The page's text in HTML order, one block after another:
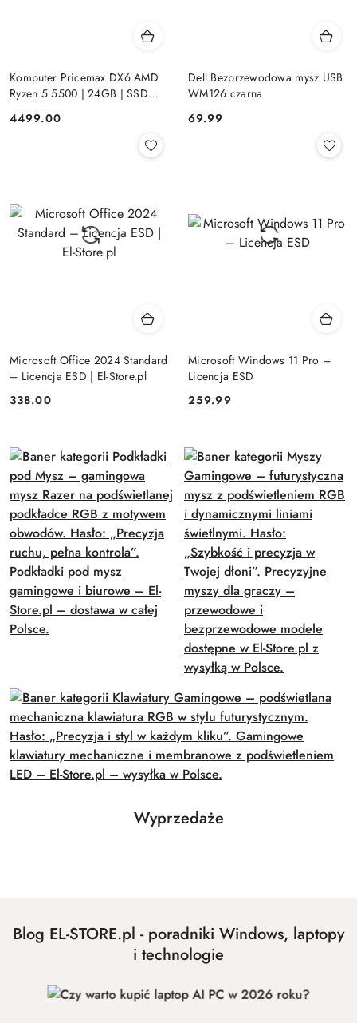
Komputer Pricemax DX6 AMD
Ryzen 5 5500 | 24GB | SSD
Win 11 | Mysz+ klawiatura 3 lata
Cena:
4499.00
Dell Bezprzewodowa mysz USB
WM126 czarna
Cena:
69.99
Microsoft Office 2024 Standard
– Licencja ESD | El-Store.pl
Cena:
338.00
Microsoft Windows 11 Pro –
Licencja ESD
Cena:
259.99
Pomiń karuzelę produktów
Produkty
Wyprzedaże
Blog EL-STORE.pl - poradniki Windows, laptopy
i technologie